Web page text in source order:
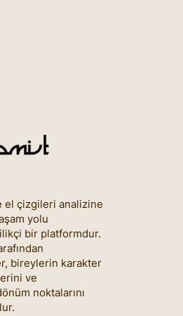
el çizgileri analizine
yolu
bir platformdur.
bireylerin karakter
ve
noktalarını